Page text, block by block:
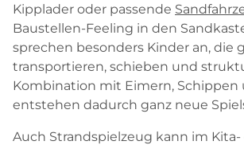
Kipplader oder passende
Baustellen-Feeling in den
sprechen besonders Kinder an, die
transportieren, schieben und
Kombination mit Eimern, Schippen
entstehen dadurch ganz neue
Auch Strandspielzeug kann im Kita-